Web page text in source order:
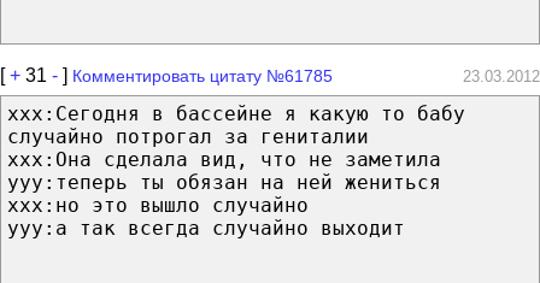
[+ 31 - ] Комментировать цитату №61785 23.03.2012
xxx:Сегодня в бассейне я какую то бабу
случайно потрогал за гениталии
xxx:Она сделала вид, что не заметила
yyy:теперь ты обязан на ней жениться
xxx:но это вышло случайно
yyy:а так всегда случайно выходит